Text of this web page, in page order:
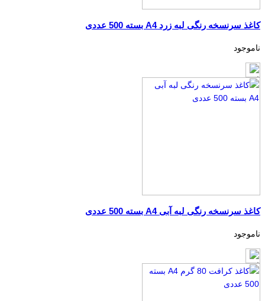
کاغذ سرنسخه رنگی لبه زرد A4 بسته 500 عددی
ناموجود
کاغذ سرنسخه رنگی لبه آبی A4 بسته 500 عددی
ناموجود